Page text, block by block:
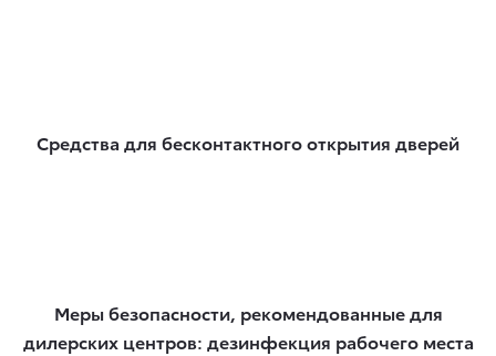
Средства для бесконтактного открытия дверей
Меры безопасности, рекомендованные для
дилерских центров: дезинфекция рабочего места